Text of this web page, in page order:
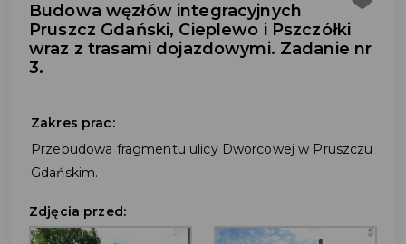
Budowa węzłów integracyjnych
Pruszcz Gdański, Cieplewo i Pszczółki
wraz z trasami dojazdowymi. Zadanie nr
3.
Zakres prac:
Przebudowa fragmentu ulicy Dworcowej w Pruszczu
Gdańskim.
Zdjęcia przed: